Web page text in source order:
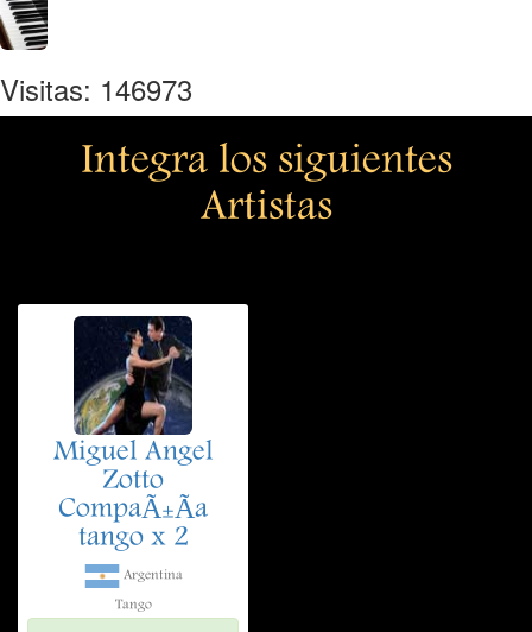
Visitas: 146973
Integra los siguientes
Artistas
Miguel Angel
Zotto
CompaÃ±Ã­a
tango x 2
Argentina
Tango